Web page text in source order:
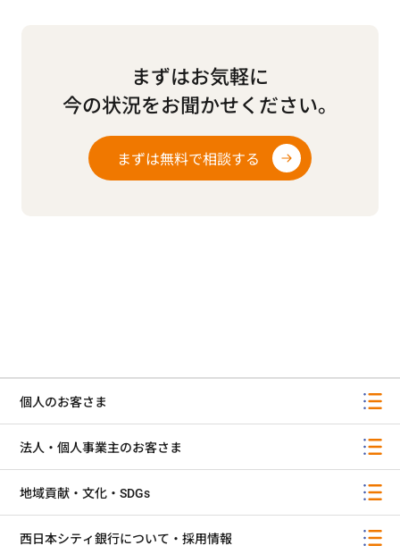
まずはお気軽に
今の状況をお聞かせください。
まずは無料で相談する
個人のお客さま
法人・個人事業主のお客さま
地域貢献・文化・SDGs
西日本シティ銀行について・採用情報